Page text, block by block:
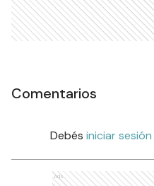
Comentarios
Debés iniciar sesión
Ads